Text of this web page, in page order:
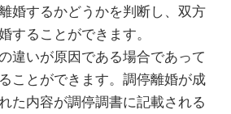
婚するかどうかを判断し、双方
することができます。
違いが原因である場合であって
ことができます。調停離婚が成
た内容が調停調書に記載される